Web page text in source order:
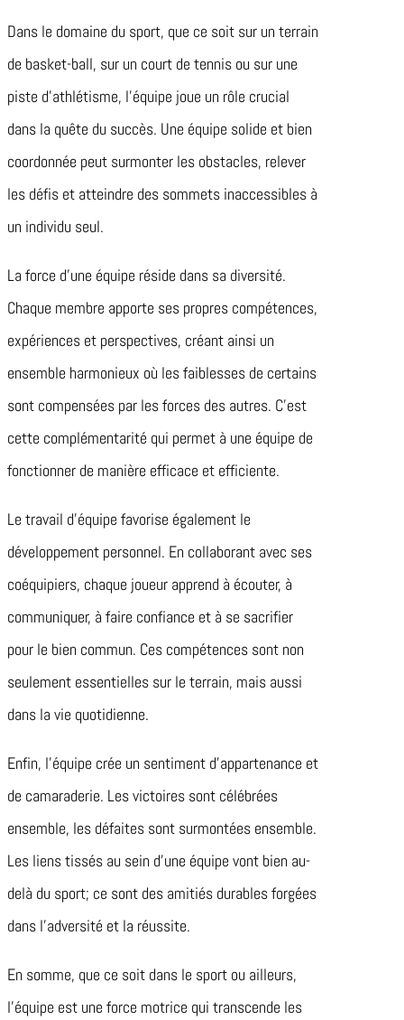
Dans le domaine du sport, que ce soit sur un terrain
de basket-ball, sur un court de tennis ou sur une
piste d’athlétisme, l’équipe joue un rôle crucial
dans la quête du succès. Une équipe solide et bien
coordonnée peut surmonter les obstacles, relever
les défis et atteindre des sommets inaccessibles à
un individu seul.
La force d’une équipe réside dans sa diversité.
Chaque membre apporte ses propres compétences,
expériences et perspectives, créant ainsi un
ensemble harmonieux où les faiblesses de certains
sont compensées par les forces des autres. C’est
cette complémentarité qui permet à une équipe de
fonctionner de manière efficace et efficiente.
Le travail d’équipe favorise également le
développement personnel. En collaborant avec ses
coéquipiers, chaque joueur apprend à écouter, à
communiquer, à faire confiance et à se sacrifier
pour le bien commun. Ces compétences sont non
seulement essentielles sur le terrain, mais aussi
dans la vie quotidienne.
Enfin, l’équipe crée un sentiment d’appartenance et
de camaraderie. Les victoires sont célébrées
ensemble, les défaites sont surmontées ensemble.
Les liens tissés au sein d’une équipe vont bien au-
delà du sport; ce sont des amitiés durables forgées
dans l’adversité et la réussite.
En somme, que ce soit dans le sport ou ailleurs,
l’équipe est une force motrice qui transcende les